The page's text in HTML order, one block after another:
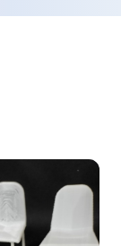
長
ーニング